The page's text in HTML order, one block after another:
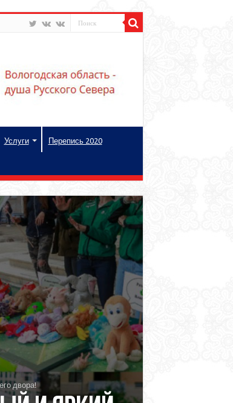
Услуги Перепись 2020
двора!